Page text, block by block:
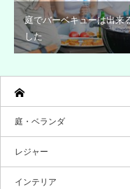
庭でバーベキューは出来
した
庭・ベランダ
レジャー
インテリア